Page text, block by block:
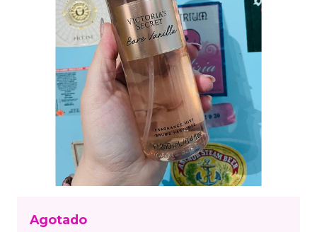
Agotado